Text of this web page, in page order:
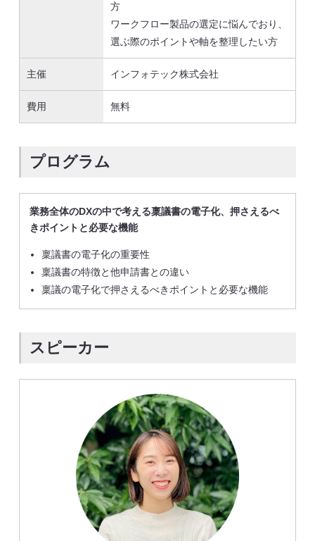
方
ワークフロー製品の選定に悩んでおり、
選ぶ際のポイントや軸を整理したい方
主催 インフォテック株式会社
費用 無料
プログラム
業務全体のDXの中で考える稟議書の電子化、押さえるべ
きポイントと必要な機能
稟議書の電子化の重要性
稟議書の特徴と他申請書との違い
稟議の電子化で押さえるべきポイントと必要な機能
スピーカー